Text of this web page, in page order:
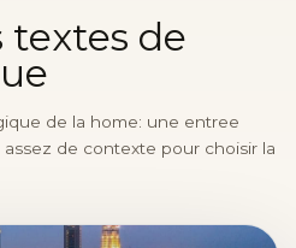
textes de
de la home: une entree
de contexte pour choisir la